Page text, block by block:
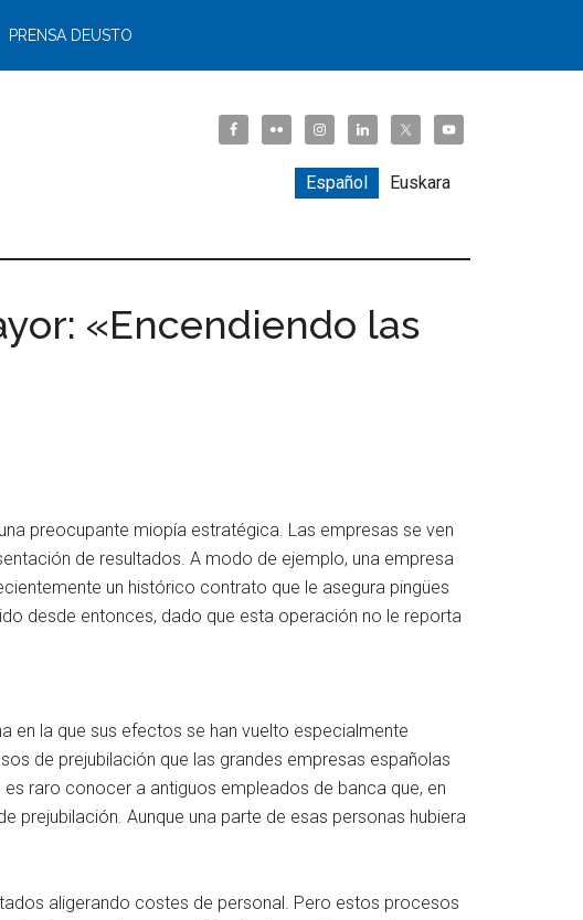
PRENSA DEUSTO
Español Euskara
«Encendiendo las
preocupante miopía estratégica. Las empresas se ven
de resultados. A modo de ejemplo, una empresa
un histórico contrato que le asegura pingües
desde entonces, dado que esta operación no le reporta
en la que sus efectos se han vuelto especialmente
de prejubilación que las grandes empresas españolas
raro conocer a antiguos empleados de banca que, en
prejubilación. Aunque una parte de esas personas hubiera
aligerando costes de personal. Pero estos procesos